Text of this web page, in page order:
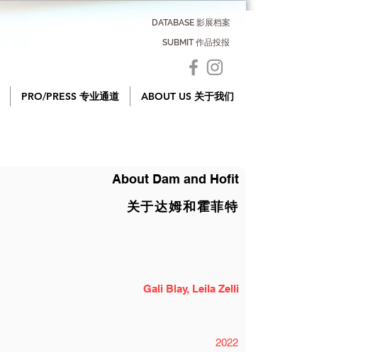
DATABASE 影展档案
SUBMIT 作品投报
PRO/PRESS 专业通道 ABOUT US 关于我们
About Dam and Hofit
关于达姆和霍菲特
Gali Blay, Leila Zelli
2022